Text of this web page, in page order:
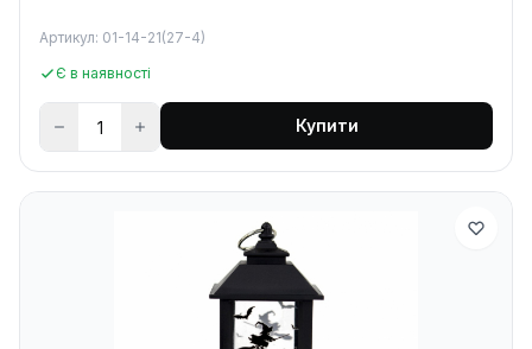
Артикул: 01-14-21(27-4)
Є в наявності
Купити